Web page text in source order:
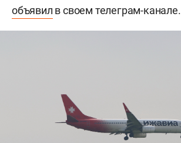
объявил в своем телеграм-канале.